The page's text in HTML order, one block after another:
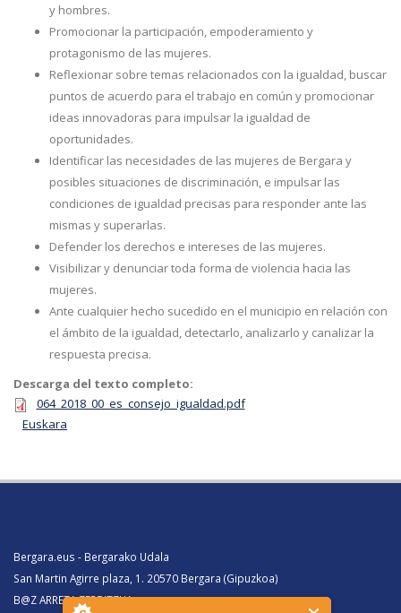
y hombres.
Promocionar la participación, empoderamiento y
protagonismo de las mujeres.
Reflexionar sobre temas relacionados con la igualdad, buscar
puntos de acuerdo para el trabajo en común y promocionar
ideas innovadoras para impulsar la igualdad de
oportunidades.
Identificar las necesidades de las mujeres de Bergara y
posibles situaciones de discriminación, e impulsar las
condiciones de igualdad precisas para responder ante las
mismas y superarlas.
Defender los derechos e intereses de las mujeres.
Visibilizar y denunciar toda forma de violencia hacia las
mujeres.
Ante cualquier hecho sucedido en el municipio en relación con
el ámbito de la igualdad, detectarlo, analizarlo y canalizar la
respuesta precisa.
Descarga del texto completo:
064_2018_00_es_consejo_igualdad.pdf
Euskara
Bergara.eus - Bergarako Udala
San Martin Agirre plaza, 1. 20570 Bergara (Gipuzkoa)
B@Z ARRETA ZERBITZUA: